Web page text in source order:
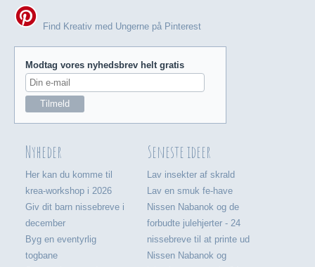
Find Kreativ med Ungerne på Pinterest
Modtag vores nyhedsbrev helt gratis
Nyheder
Her kan du komme til
krea-workshop i 2026
Giv dit barn nissebreve i
december
Byg en eventyrlig
togbane
Seneste ideer
Lav insekter af skrald
Lav en smuk fe-have
Nissen Nabanok og de
forbudte julehjerter - 24
nissebreve til at printe ud
Nissen Nabanok og